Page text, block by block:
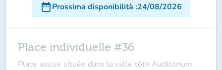
date_rangeProssima disponibilità :24/08/2026
Place individuelle #36
Place assise située dans la salle côté Auditorium